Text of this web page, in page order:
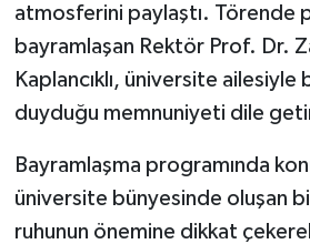
atmosferini paylaştı. Törende
bayramlaşan Rektör Prof. Dr.
Kaplancıklı, üniversite
duyduğu memnuniyeti dile
Bayramlaşma programında
üniversite bünyesinde oluşan
ruhunun önemine dikkat
Kadın
KÜLTÜR SANAT
MAGAZİN
Otomobil